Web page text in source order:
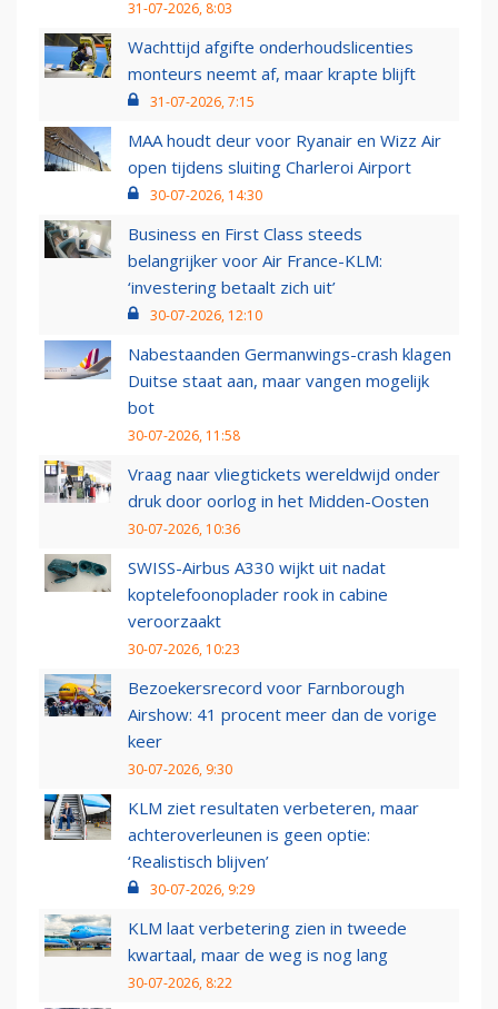
31-07-2026, 8:03
Wachttijd afgifte onderhoudslicenties
monteurs neemt af, maar krapte blijft
31-07-2026, 7:15
MAA houdt deur voor Ryanair en Wizz Air
open tijdens sluiting Charleroi Airport
30-07-2026, 14:30
Business en First Class steeds
belangrijker voor Air France-KLM:
‘investering betaalt zich uit’
30-07-2026, 12:10
Nabestaanden Germanwings-crash klagen
Duitse staat aan, maar vangen mogelijk
bot
30-07-2026, 11:58
Vraag naar vliegtickets wereldwijd onder
druk door oorlog in het Midden-Oosten
30-07-2026, 10:36
SWISS-Airbus A330 wijkt uit nadat
koptelefoonoplader rook in cabine
veroorzaakt
30-07-2026, 10:23
Bezoekersrecord voor Farnborough
Airshow: 41 procent meer dan de vorige
keer
30-07-2026, 9:30
KLM ziet resultaten verbeteren, maar
achteroverleunen is geen optie:
‘Realistisch blijven’
30-07-2026, 9:29
KLM laat verbetering zien in tweede
kwartaal, maar de weg is nog lang
30-07-2026, 8:22